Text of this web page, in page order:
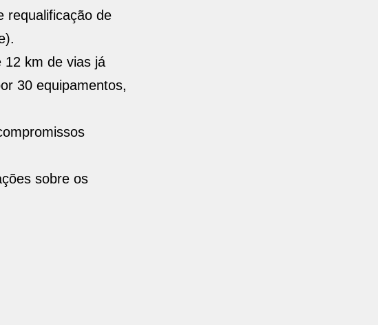
requalificação de
12 km de vias já
30 equipamentos,
sobre os